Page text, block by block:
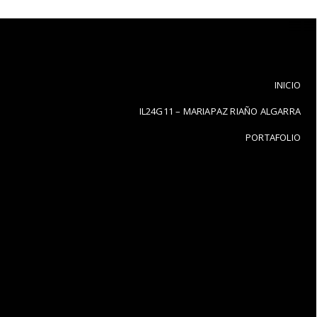
INICIO
IL24G11 – MARIAPAZ RIAÑO ALGARRA
PORTAFOLIO